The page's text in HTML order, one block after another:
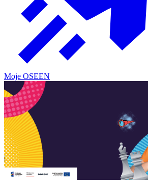
Moje OSEEN